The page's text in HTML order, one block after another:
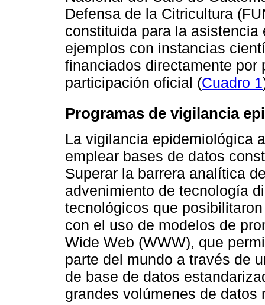
Defensa de la Citricultura
constituida para la
ejemplos con instancias
financiados directamente por
participación oficial (Cuadro 1
Programas de vigilancia
La vigilancia epidemiológica
emplear bases de datos
Superar la barrera analítica
advenimiento de tecnología
tecnológicos que
con el uso de modelos de
Wide Web (WWW), que
parte del mundo a través de
de base de datos
grandes volúmenes de